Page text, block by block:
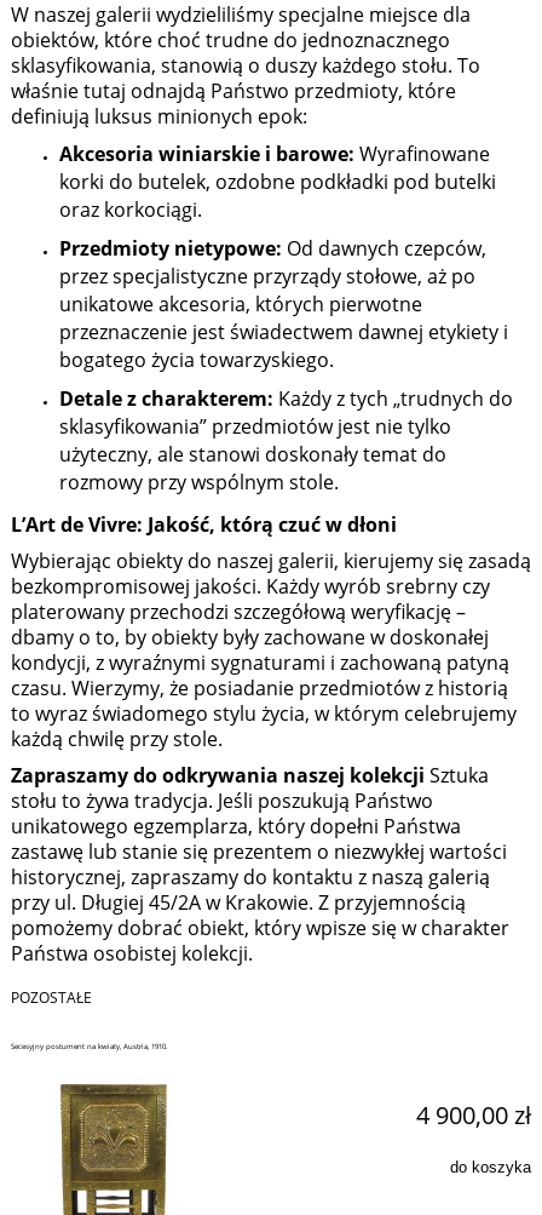
W naszej galerii wydzieliliśmy specjalne miejsce dla
obiektów, które choć trudne do jednoznacznego
sklasyfikowania, stanowią o duszy każdego stołu. To
właśnie tutaj odnajdą Państwo przedmioty, które
definiują luksus minionych epok:
Akcesoria winiarskie i barowe: Wyrafinowane
korki do butelek, ozdobne podkładki pod butelki
oraz korkociągi.
Przedmioty nietypowe: Od dawnych czepców,
przez specjalistyczne przyrządy stołowe, aż po
unikatowe akcesoria, których pierwotne
przeznaczenie jest świadectwem dawnej etykiety i
bogatego życia towarzyskiego.
Detale z charakterem: Każdy z tych „trudnych do
sklasyfikowania” przedmiotów jest nie tylko
użyteczny, ale stanowi doskonały temat do
rozmowy przy wspólnym stole.
L’Art de Vivre: Jakość, którą czuć w dłoni
Wybierając obiekty do naszej galerii, kierujemy się zasadą
bezkompromisowej jakości. Każdy wyrób srebrny czy
platerowany przechodzi szczegółową weryfikację –
dbamy o to, by obiekty były zachowane w doskonałej
kondycji, z wyraźnymi sygnaturami i zachowaną patyną
czasu. Wierzymy, że posiadanie przedmiotów z historią
to wyraz świadomego stylu życia, w którym celebrujemy
każdą chwilę przy stole.
Zapraszamy do odkrywania naszej kolekcji Sztuka
stołu to żywa tradycja. Jeśli poszukują Państwo
unikatowego egzemplarza, który dopełni Państwa
zastawę lub stanie się prezentem o niezwykłej wartości
historycznej, zapraszamy do kontaktu z naszą galerią
przy ul. Długiej 45/2A w Krakowie. Z przyjemnością
pomożemy dobrać obiekt, który wpisze się w charakter
Państwa osobistej kolekcji.
POZOSTAŁE
Secesyjny postument na kwiaty, Austria, 1910.
4 900,00 zł
do koszyka